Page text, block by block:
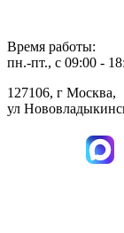
Время работы:
пн.-пт., с 09:00 -
127106, г Москва,
ул